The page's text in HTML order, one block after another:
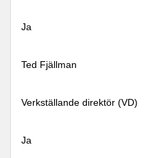
Ja
Ted Fjällman
Verkställande direktör (VD)
Ja